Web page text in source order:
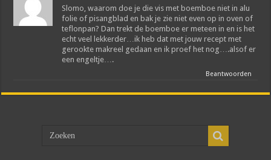
Slomo, waarom doe je die vis met boemboe niet in alu
folie of pisangblad en bak je zie niet even op in oven of
teflonpan? Dan trekt de boemboe er meteen in en is het
echt veel lekkerder…ik heb dat met jouw recept met
gerookte makreel gedaan en ik proef het nog….alsof er
een engeltje….
Beantwoorden